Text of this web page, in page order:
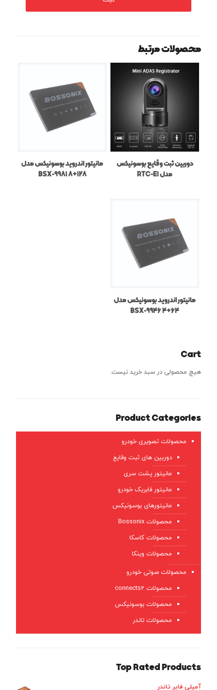
محصولات مرتبط
دوربین ثبت وقایع بوسونیکس
مدل RTC-E1
مانیتور اندروید بوسونیکس مدل
BSX-9981 8+128
مانیتور اندروید بوسونیکس مدل
BSX-9946 4+64
Cart
هیچ محصولی در سبد خرید نیست.
Product Categories
محصولات تصویری خودرو
دوربین های ثبت وقایع
مانیتور پشت سری
مانیتور فابریک خودرو
مانیتورهای بوسونیکس
محصولات Bossonix
محصولات کاسکا
محصولات وینکا
محصولات صوتی خودرو
محصولات connects2
محصولات بوسونیکس
محصولات تاندر
Top Rated Products
آمپلی فایر تاندر